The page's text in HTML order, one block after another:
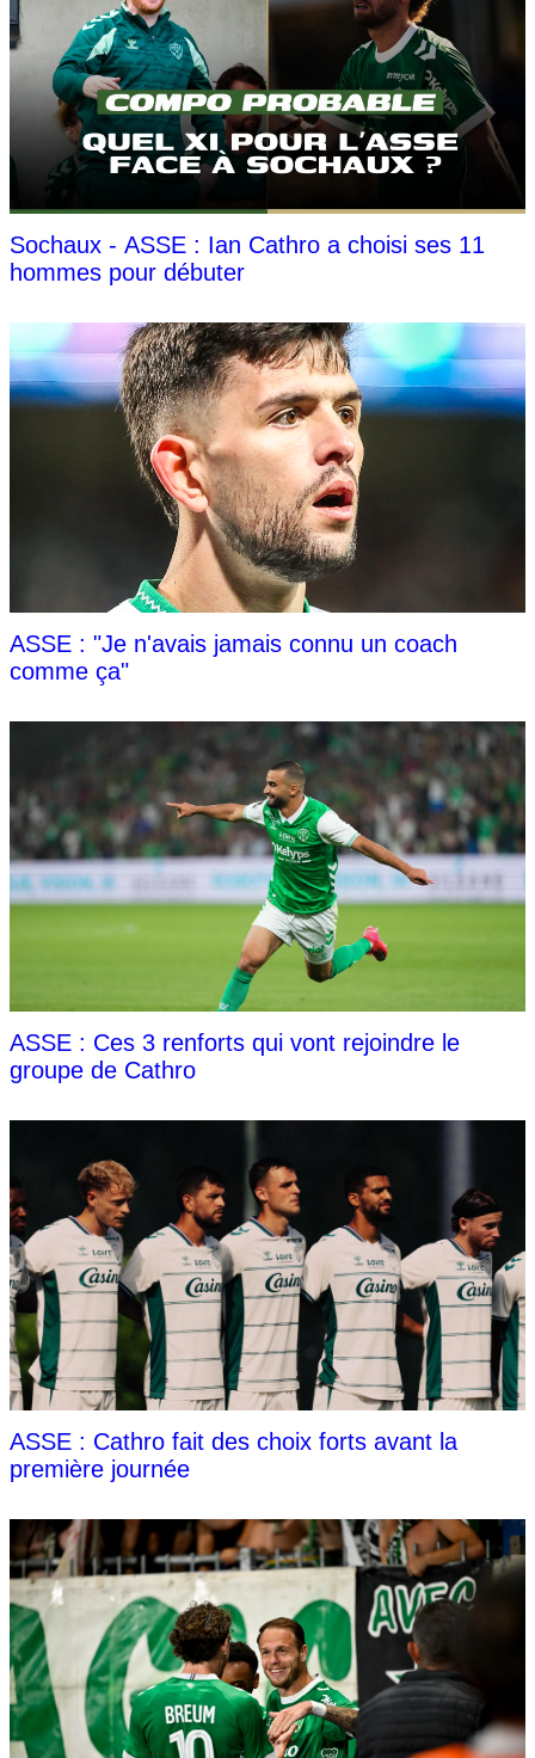
Sochaux - ASSE : Ian Cathro a choisi ses 11
hommes pour débuter
ASSE : "Je n'avais jamais connu un coach
comme ça"
ASSE : Ces 3 renforts qui vont rejoindre le
groupe de Cathro
ASSE : Cathro fait des choix forts avant la
première journée